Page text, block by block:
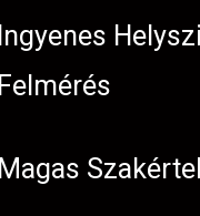
Ingyenes
Felmérés
Magas